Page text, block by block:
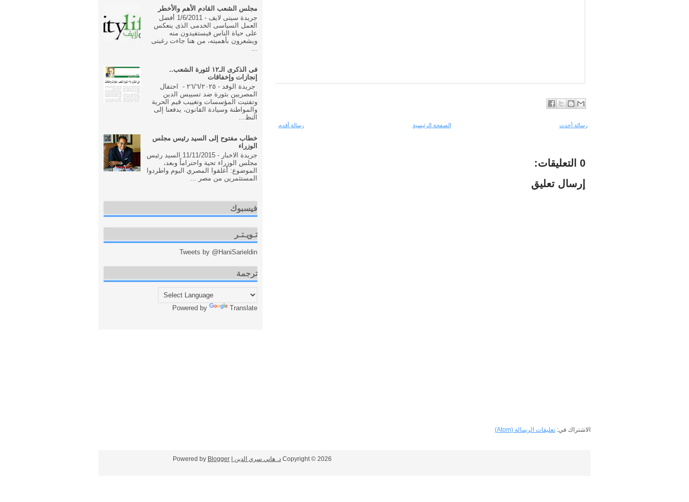
رسالة أحدث رسالة أقدم الصفحة الرئيسية
0 التعليقات:
إرسال تعليق
الاشتراك في: تعليقات الرسالة (Atom)
مجلس الشعب القادم الأهم والأخطر
جريدة سيتى لايف - 1/6/2011 أفضل
العمل السياسى الخدمى الذى ينعكس
على حياة الناس فيستفيدون منه
ويشعرون بأهميته، من هنا جاءت رغبتى
فى الذكرى الـ١٢ لثورة الشعب..
إنجازات وإخفاقات
جريدة الوفد - ٢٦/٦/٢٠٢٥ - احتفال
المصريين بثورة ضد تسييس الدين
وتفتيت المؤسسات وتغييب قيم الحرية
والمواطنة وسيادة القانون، يدفعنا إلى
النظ...
خطاب مفتوح إلى السيد رئيس مجلس
الوزراء
جريدة الاخبار - 11/11/2015 السيد رئيس
مجلس الوزراء تحية واحتراماً وبعد،
الموضوع: أغلقوا المصري اليوم واطردوا
المستثمرين من مصر ...
فيسبوك
تـويـتـر
Tweets by @HaniSarieldin
ترجمة
Powered by Translate
Copyright © 2026 د. هاني سري الدين | Powered by
Blogger